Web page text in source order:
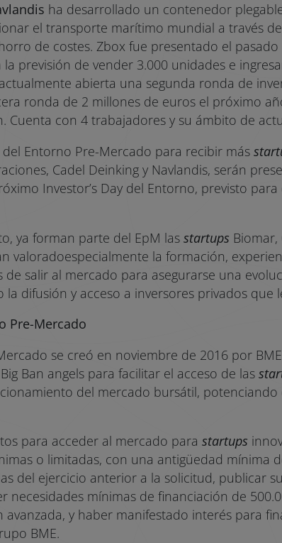
ha desarrollado un contenedor
el transporte marítimo mundial a través
de costes. Zbox fue presentado el
la previsión de vender 3.000 unidades e
abierta una segunda ronda de
ronda de 2 millones de euros el próximo
Cuenta con 4 trabajadores y su ámbito de
del Entorno Pre-Mercado para recibir más
Cadel Deinking y Navlandis, serán
Investor’s Day del Entorno, previsto para
ya forman parte del EpM lasstartups
valoradoespecialmente la formación,
de salir al mercado para asegurarse una
la difusión y acceso a inversores privados que
Pre-Mercado
se creó en noviembre de 2016 por
Ban angels para facilitar el acceso de las
del mercado bursátil, potenciando
para acceder al mercado parastartups
o limitadas, con una antigüedad mínima
del ejercicio anterior a la solicitud, publicar
necesidades mínimas de financiación de
avanzada, y haber manifestado interés para
BME.